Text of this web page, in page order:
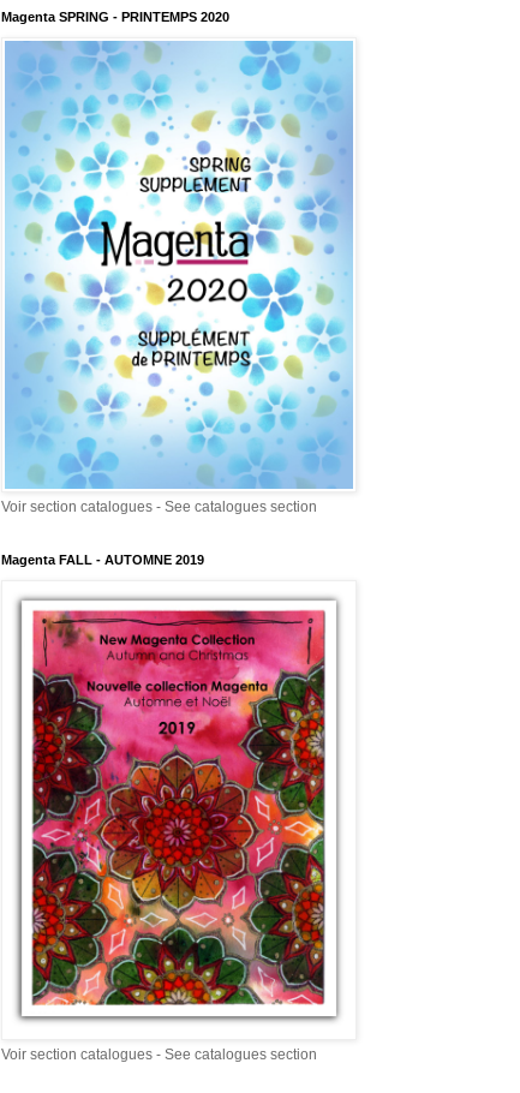
Magenta SPRING - PRINTEMPS 2020
Voir section catalogues - See catalogues section
Magenta FALL - AUTOMNE 2019
Voir section catalogues - See catalogues section